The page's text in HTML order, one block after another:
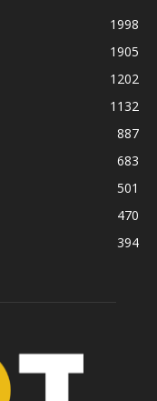
1998
1905
1202
1132
887
683
501
470
394